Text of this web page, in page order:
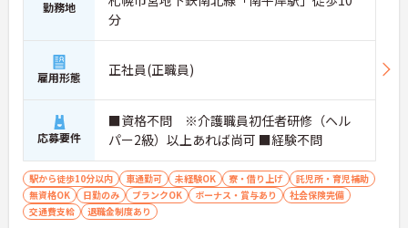
勤務地
分
雇用形態 正社員(正職員)
応募要件
■資格不問 ※介護職員初任者研修（ヘル
パー2級）以上あれば尚可 ■経験不問
駅から徒歩10分以内 車通勤可 未経験OK 寮・借り上げ
託児所・育児補助
無資格OK
日勤のみ ブランクOK ボーナス・賞与あり
社会保険完備
交通費支給
退職金制度あり